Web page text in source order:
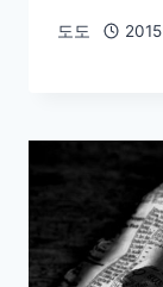
도도